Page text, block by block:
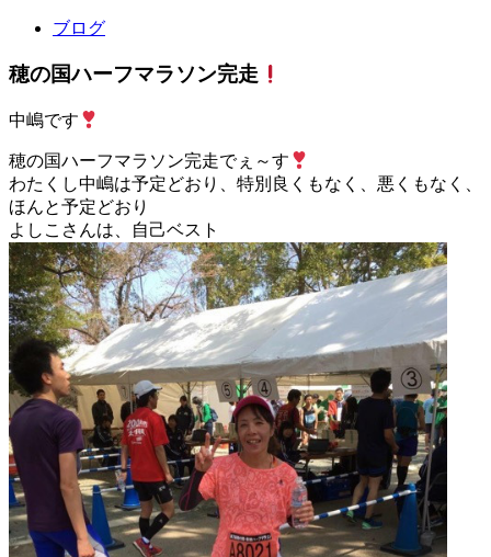
ブログ
穂の国ハーフマラソン完走
中嶋です
穂の国ハーフマラソン完走でぇ～す
わたくし中嶋は予定どおり、特別良くもなく、悪くもなく、
ほんと予定どおり
よしこさんは、自己ベスト